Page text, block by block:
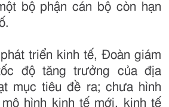
bộ phận cán bộ còn hạn
triển kinh tế, Đoàn giám
độ tăng trưởng của địa
mục tiêu đề ra; chưa hình
hình kinh tế mới, kinh tế